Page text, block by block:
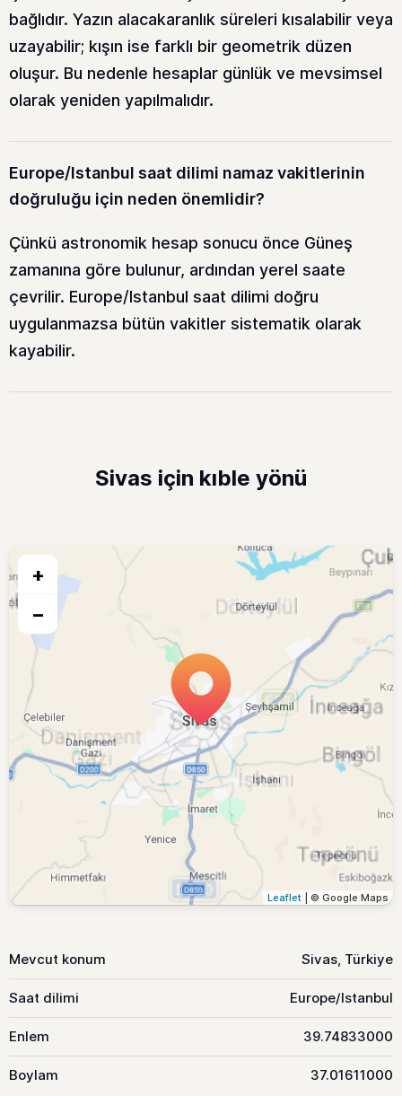
bağlıdır. Yazın alacakaranlık süreleri kısalabilir veya
uzayabilir; kışın ise farklı bir geometrik düzen
oluşur. Bu nedenle hesaplar günlük ve mevsimsel
olarak yeniden yapılmalıdır.
Europe/Istanbul saat dilimi namaz vakitlerinin
doğruluğu için neden önemlidir?
Çünkü astronomik hesap sonucu önce Güneş
zamanına göre bulunur, ardından yerel saate
çevrilir. Europe/Istanbul saat dilimi doğru
uygulanmazsa bütün vakitler sistematik olarak
kayabilir.
Sivas için kıble yönü
+
−
Leaflet | © Google Maps
Mevcut konum Sivas, Türkiye
Saat dilimi Europe/Istanbul
Enlem 39.74833000
Boylam 37.01611000